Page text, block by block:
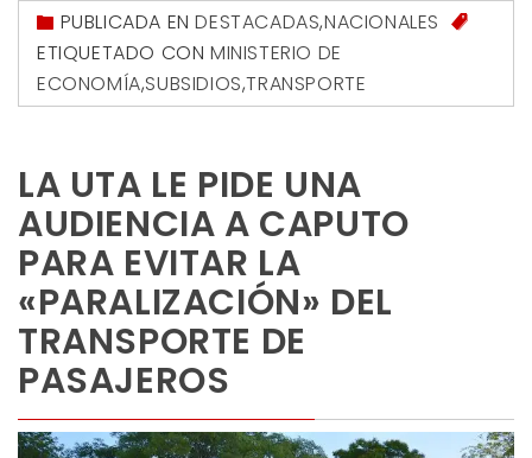
PUBLICADA ENDESTACADAS,NACIONALES
ETIQUETADO CON MINISTERIO DE
ECONOMÍA,SUBSIDIOS,TRANSPORTE
LA UTA LE PIDE UNA
AUDIENCIA A CAPUTO
PARA EVITAR LA
«PARALIZACIÓN» DEL
TRANSPORTE DE
PASAJEROS